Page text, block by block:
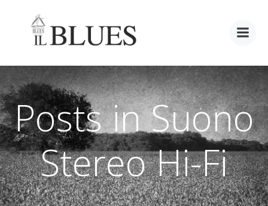
contenuto
Posts in Suono
Stereo Hi-Fi